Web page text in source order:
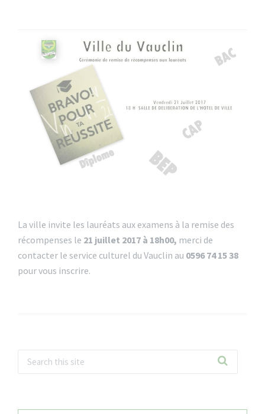
La ville invite les lauréats aux examens à la remise des
récompenses le 21 juillet 2017 à 18h00, merci de
contacter le service culturel du Vauclin au 0596 74 15 38
pour vous inscrire.